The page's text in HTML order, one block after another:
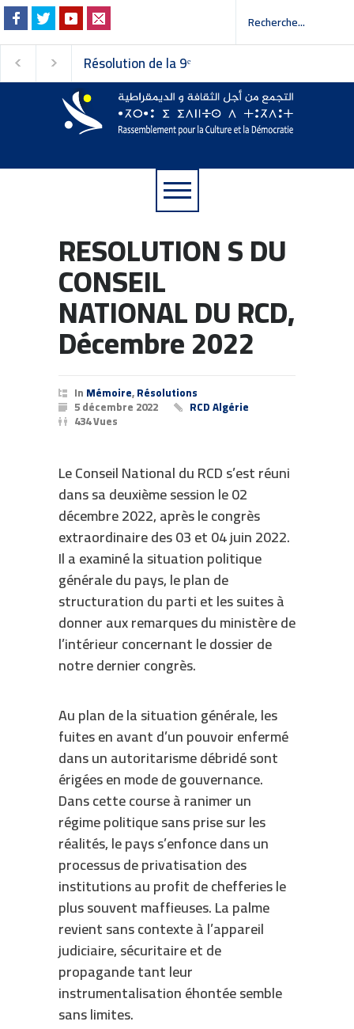
Résolution de la 9ᵉ
session du Conseil
national du
Rassemblement pour la
Culture et la Démocratie
إلى وسائل الإعلام
RESOLUTION S DU
CONSEIL
NATIONAL DU RCD,
Décembre 2022
In Mémoire,Résolutions
5 décembre 2022 RCD Algérie
434 Vues
Le Conseil National du RCD s’est réuni
dans sa deuxième session le 02
décembre 2022, après le congrès
extraordinaire des 03 et 04 juin 2022.
Il a examiné la situation politique
générale du pays, le plan de
structuration du parti et les suites à
donner aux remarques du ministère de
l’intérieur concernant le dossier de
notre dernier congrès.
Au plan de la situation générale, les
fuites en avant d’un pouvoir enfermé
dans un autoritarisme débridé sont
érigées en mode de gouvernance.
Dans cette course à ranimer un
régime politique sans prise sur les
réalités, le pays s’enfonce dans un
processus de privatisation des
institutions au profit de chefferies le
plus souvent maffieuses. La palme
revient sans contexte à l’appareil
judiciaire, sécuritaire et de
propagande tant leur
instrumentalisation éhontée semble
sans limites.